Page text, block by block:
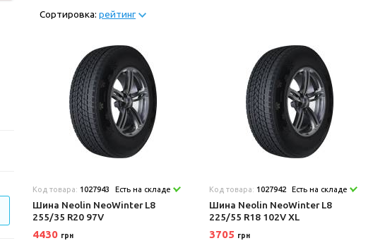
Сортировка: рейтинг
Код товара: 1027943 Есть на складе
Шина Neolin NeoWinter L8
255/35 R20 97V
4430 грн
Код товара: 1027942 Есть на складе
Шина Neolin NeoWinter L8
225/55 R18 102V XL
3705 грн